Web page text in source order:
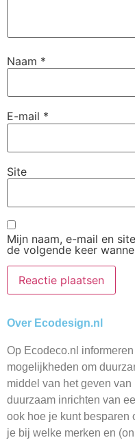
Naam *
E-mail *
Site
Mijn naam, e-mail en
de volgende keer
Over Ecodesign.nl
Op Ecodeco.nl
mogelijkheden om
middel van het geven
duurzaam inrichten van
ook hoe je kunt besparen
je bij welke merken en